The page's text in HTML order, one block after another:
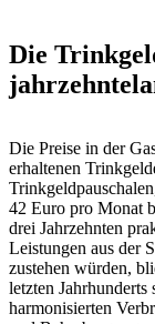
Die
Die Preise in der
erhaltenen
42 Euro pro Monat
drei Jahrzehnten
Leistungen aus der
zustehen würden,
letzten
harmonisierten